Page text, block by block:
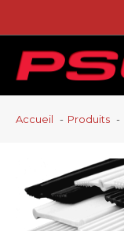
Accueil Produits